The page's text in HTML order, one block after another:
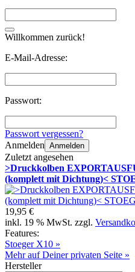
Willkommen zurück!
E-Mail-Adresse:
Passwort:
Passwort vergessen?
Anmelden Anmelden
Zuletzt angesehen
>Druckkolben
(komplett mit Dichtung)<
19,95 €
inkl. 19 % MwSt. zzgl.
Features:
Stoeger X10 »
Mehr auf Deiner privaten Seite »
Hersteller